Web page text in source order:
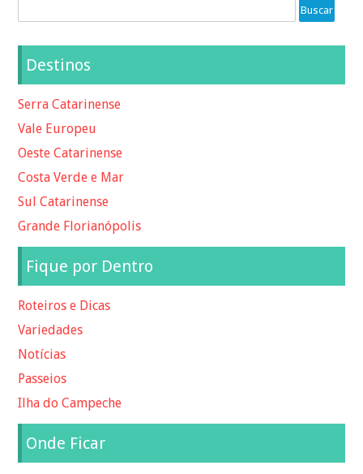
Destinos
Serra Catarinense
Vale Europeu
Oeste Catarinense
Costa Verde e Mar
Sul Catarinense
Grande Florianópolis
Fique por Dentro
Roteiros e Dicas
Variedades
Notícias
Passeios
Ilha do Campeche
Onde Ficar